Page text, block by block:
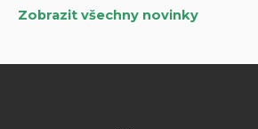
Zobrazit všechny novinky